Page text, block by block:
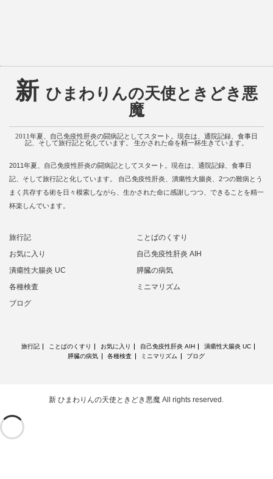
新 ひまわりんの天使ときどき悪
魔
2011年夏、自己免疫性肝炎の闘病記としてスタート。現在は、通院記録、食事日
記、そして旅行記と化しています。 生かされた命を精一杯生きています。
2011年夏、自己免疫性肝炎の闘病記としてスタート。現在は、通院記録、食事日
記、そして旅行記と化しています。 自己免疫性肝炎、潰瘍性大腸炎、2つの難病とう
まく共存する術を日々模索しながら、生かされた命に感謝しつつ、できることを精一
杯楽しんでいます。
旅行記
ことばのくすり
お気に入り
自己免疫性肝炎 AIH
潰瘍性大腸炎 UC
膵臓の病気
各種検査
ミニマリズム
ブログ
旅行記 ことばのくすり お気に入り 自己免疫性肝炎 AIH
潰瘍性大腸炎 UC
膵臓の病気
各種検査 ミニマリズム ブログ
新 ひまわりんの天使ときどき悪魔 All rights reserved.